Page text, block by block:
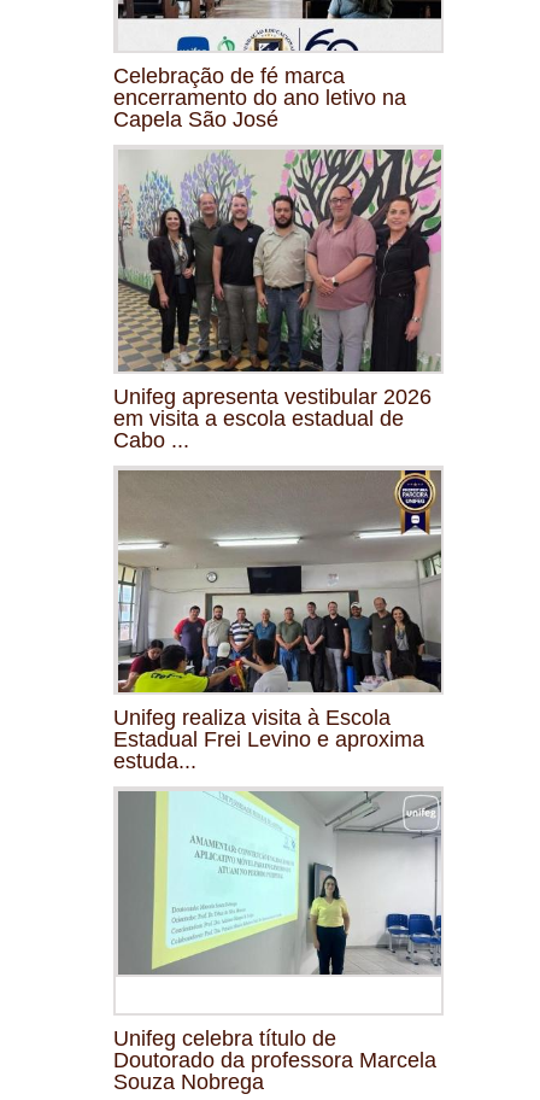
Celebração de fé marca
encerramento do ano letivo na
Capela São José
Unifeg apresenta vestibular 2026
em visita a escola estadual de
Cabo ...
Unifeg realiza visita à Escola
Estadual Frei Levino e aproxima
estuda...
Unifeg celebra título de
Doutorado da professora Marcela
Souza Nobrega